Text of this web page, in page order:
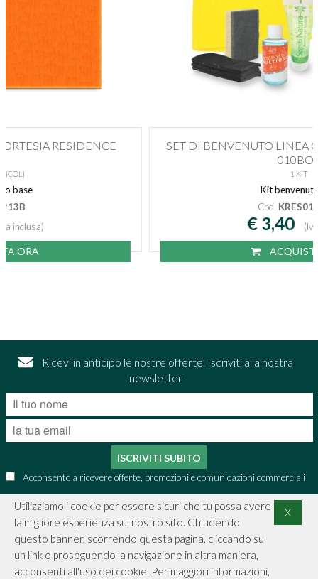
SET DI BENVENUTO LINEA CORTESIA RESIDENCE
ACQUISTA ORA
Ricevi in anticipo le nostre offerte. Iscriviti alla nostra
newsletter
ISCRIVITI SUBITO
Acconsento a ricevere offerte, promozioni e comunicazioni commerciali
CONTATTI
INFORMAZIONI
Utilizziamo i cookie per essere sicuri che tu possa avere
la migliore esperienza sul nostro sito. Chiudendo
questo banner, scorrendo questa pagina, cliccando su
un link o proseguendo la navigazione in altra maniera,
acconsenti all'uso dei cookie. Per maggiori informazioni,
X